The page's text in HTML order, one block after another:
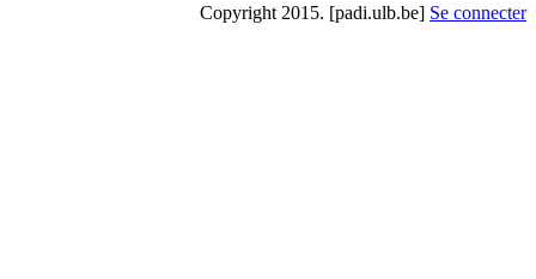
Copyright 2015. [padi.ulb.be] Se connecter